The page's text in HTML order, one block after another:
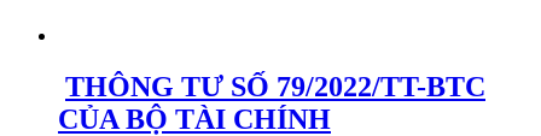
THÔNG TƯ SỐ 79/2022/TT-BTC
CỦA BỘ TÀI CHÍNH